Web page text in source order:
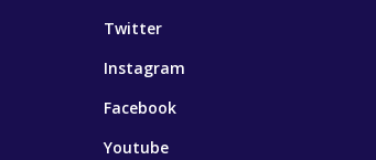
Twitter
Instagram
Facebook
Youtube